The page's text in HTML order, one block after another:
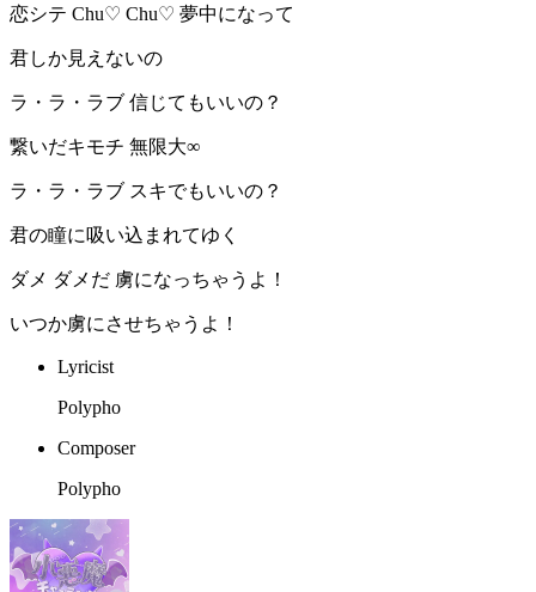
恋シテ Chu♡ Chu♡ 夢中になって
君しか見えないの
ラ・ラ・ラブ 信じてもいいの？
繋いだキモチ 無限大∞
ラ・ラ・ラブ スキでもいいの？
君の瞳に吸い込まれてゆく
ダメ ダメだ 虜になっちゃうよ！
いつか虜にさせちゃうよ！
Lyricist
Polypho
Composer
Polypho